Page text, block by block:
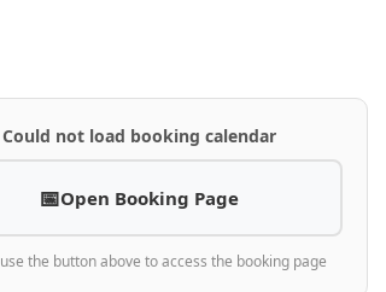
Could not load booking calendar
Open Booking Page
the button above to access the booking page